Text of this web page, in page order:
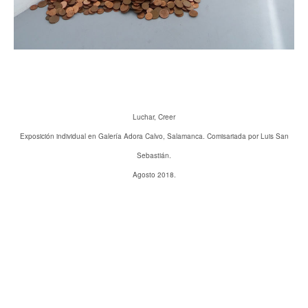
Luchar, Creer
Exposición individual en Galería Adora Calvo, Salamanca. Comisariada por Luis San
Sebastián.
Agosto 2018.